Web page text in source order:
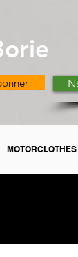
MOTORCLOTHES